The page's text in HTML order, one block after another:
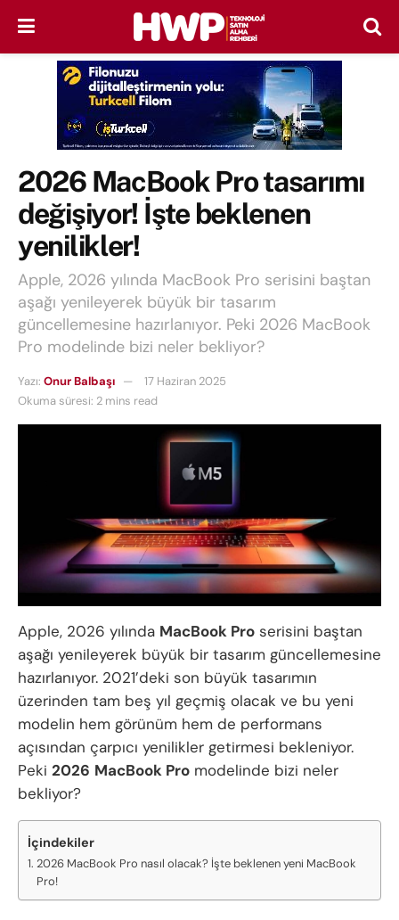
2026 MacBook Pro tasarımı
değişiyor! İşte beklenen
yenilikler!
Apple, 2026 yılında MacBook Pro serisini baştan
aşağı yenileyerek büyük bir tasarım
güncellemesine hazırlanıyor. Peki 2026 MacBook
Pro modelinde bizi neler bekliyor?
Yazı: Onur Balbaşı
17 Haziran 2025
Okuma süresi: 2 mins read
Apple, 2026 yılında MacBook Pro serisini baştan
aşağı yenileyerek büyük bir tasarım güncellemesine
hazırlanıyor. 2021’deki son büyük tasarımın
üzerinden tam beş yıl geçmiş olacak ve bu yeni
modelin hem görünüm hem de performans
açısından çarpıcı yenilikler getirmesi bekleniyor.
Peki 2026 MacBook Pro modelinde bizi neler
bekliyor?
İçindekiler
2026 MacBook Pro nasıl olacak? İşte beklenen yeni MacBook
Pro!